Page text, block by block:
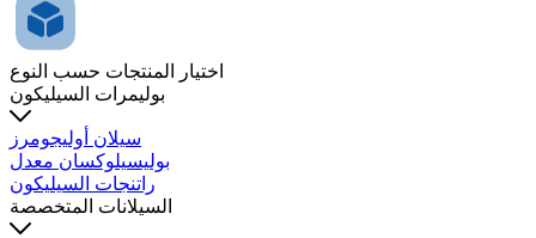
اختيار المنتجات حسب النوع
بوليمرات السيليكون
سيلان أوليجومرز
بوليسيلوكسان معدل
راتنجات السيليكون
السيلانات المتخصصة